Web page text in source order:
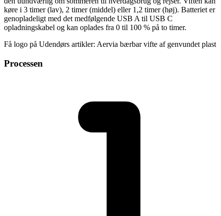
køre i 3 timer (lav), 2 timer (middel) eller 1,2 timer (høj). Batteriet er
genopladeligt med det medfølgende USB A til USB C
opladningskabel og kan oplades fra 0 til 100 % på to timer.
Få logo på Udendørs artikler: Aervia bærbar vifte af genvundet plast
Processen